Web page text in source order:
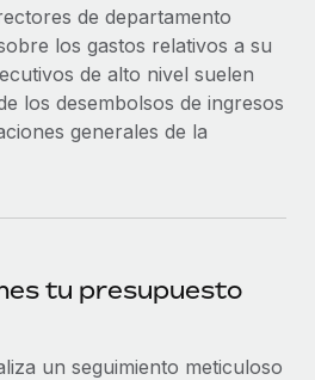
de departamento
los gastos relativos a su
de alto nivel suelen
los desembolsos de ingresos
generales de la
tu presupuesto
un seguimiento meticuloso